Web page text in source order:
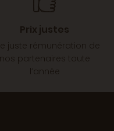
Prix justes
juste rémunération de
nos partenaires toute
l’année